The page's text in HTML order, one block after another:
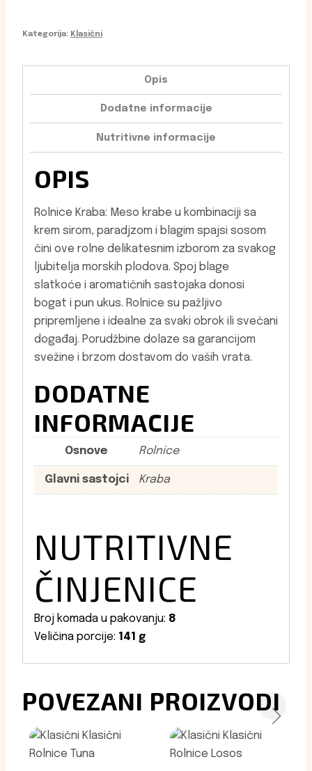
Kategorija: Klasični
Opis
Dodatne informacije
Nutritivne informacije
OPIS
Rolnice Kraba: Meso krabe u kombinaciji sa
krem sirom, paradjzom i blagim spajsi sosom
čini ove rolne delikatesnim izborom za svakog
ljubitelja morskih plodova. Spoj blage
slatkoće i aromatičnih sastojaka donosi
bogat i pun ukus. Rolnice su pažljivo
pripremljene i idealne za svaki obrok ili svečani
događaj. Porudžbine dolaze sa garancijom
svežine i brzom dostavom do vaših vrata.
DODATNE
INFORMACIJE
Osnove Rolnice
Glavni sastojci Kraba
NUTRITIVNE
ČINJENICE
Broj komada u pakovanju: 8
Veličina porcije: 141 g
POVEZANI PROIZVODI